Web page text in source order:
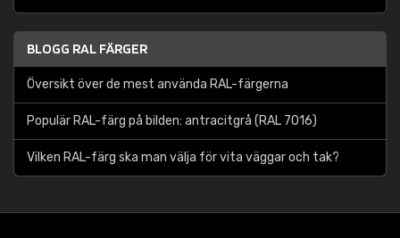
BLOGG RAL FÄRGER
Översikt över de mest använda RAL-färgerna
Populär RAL-färg på bilden: antracitgrå (RAL 7016)
Vilken RAL-färg ska man välja för vita väggar och tak?